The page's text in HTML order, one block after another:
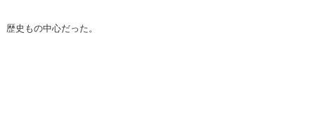
歴史もの中心だった。